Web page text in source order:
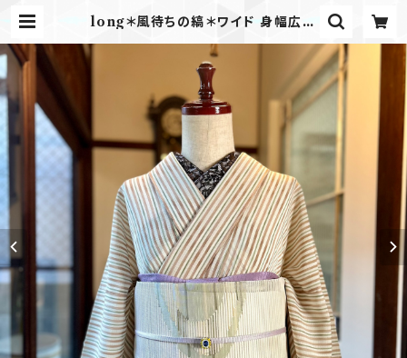
long＊風待ちの縞＊ワイド 身幅広め
ブラウン 夏きもの B684 | kimono
tento